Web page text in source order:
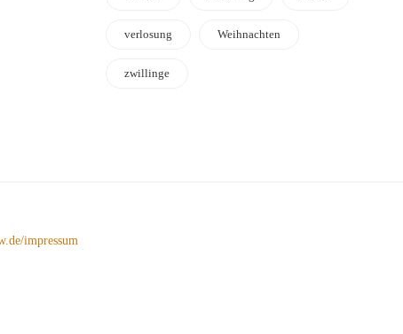
verlosung Weihnachten
zwillinge
impressum